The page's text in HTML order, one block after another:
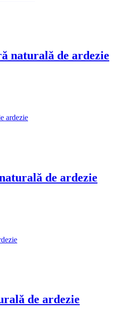
naturală de ardezie
de ardezie
de ardezie